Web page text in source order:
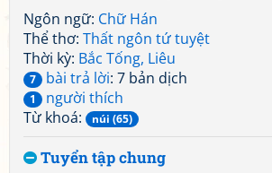
Ngôn ngữ: Chữ Hán
Thể thơ: Thất ngôn tứ tuyệt
Thời kỳ: Bắc Tống, Liêu
7 bài trả lời: 7 bản dịch
1
người thích
Từ khoá:
núi (65)
Tuyển tập chung